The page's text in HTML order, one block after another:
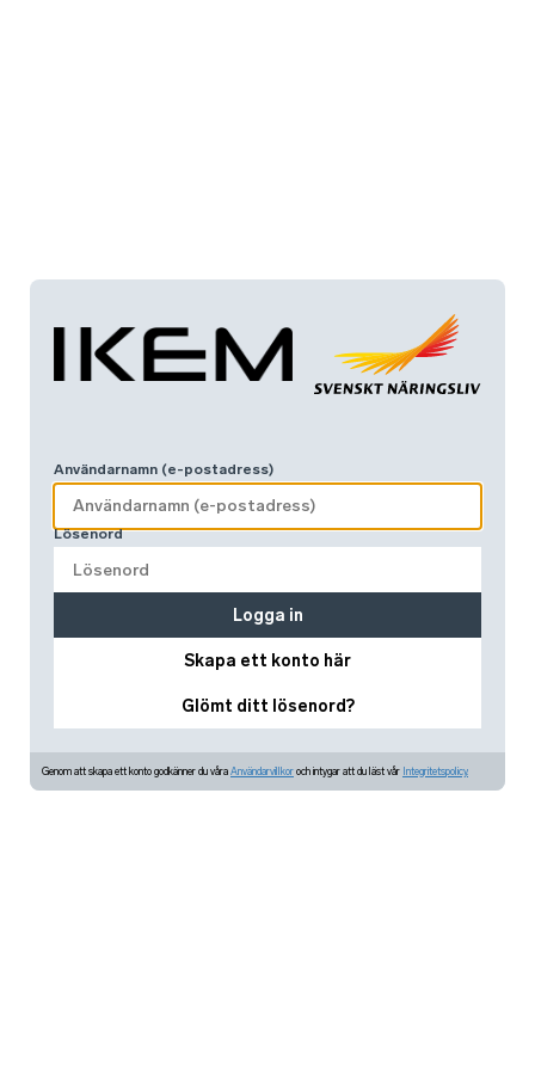
Användarnamn (e-postadress)
Lösenord
Skapa ett konto här
Glömt ditt lösenord?
Logga in
Genom att skapa ett konto godkänner du våra Användarvillkor och intygar att du läst vår Integritetspolicy.